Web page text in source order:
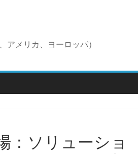
メリカ、ヨーロッパ）
：ソリューショ